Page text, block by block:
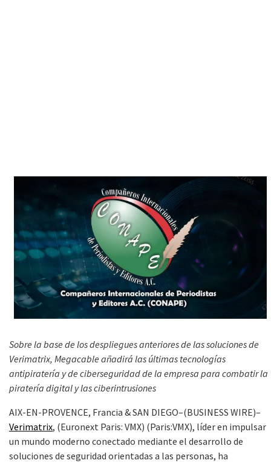
Sobre la base de los despliegues anteriores de las soluciones de
Verimatrix, Megacable añadirá las últimas tecnologías
antipiratería y de ciberseguridad de la empresa para combatir la
piratería digital y las ciberintrusiones
AIX-EN-PROVENCE, Francia & SAN DIEGO–(BUSINESS WIRE)–
Verimatrix, (Euronext Paris: VMX) (Paris:VMX), líder en impulsar
un mundo moderno conectado mediante el desarrollo de
soluciones de seguridad orientadas a las personas, ha